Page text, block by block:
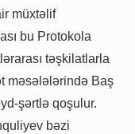
müxtəlif
bu Protokola
təşkilatlarla
məsələlərində Baş
şərtlə qoşulur.
bəzi